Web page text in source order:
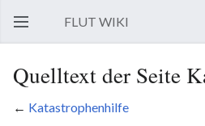
Hauptmenü öffnen
FLUT WIKI
Quelltext der Seite
← Katastrophenhilfe